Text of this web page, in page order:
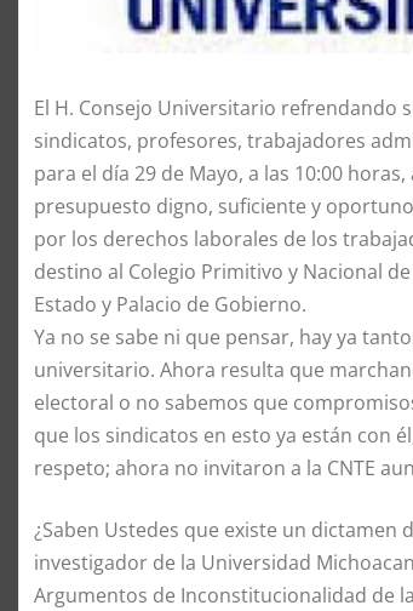
El H. Consejo Universitario refrendando
sindicatos, profesores, trabajadores
para el día 29 de Mayo, a las 10:00
presupuesto digno, suficiente y
por los derechos laborales de los
destino al Colegio Primitivo y Nacional
Estado y Palacio de Gobierno.
Ya no se sabe ni que pensar, hay ya
universitario. Ahora resulta que
electoral o no sabemos que
que los sindicatos en esto ya están con
respeto; ahora no invitaron a la CNTE
¿Saben Ustedes que existe un
investigador de la Universidad
Argumentos de Inconstitucionalidad de